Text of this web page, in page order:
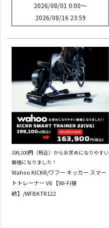
2026/08/01 0:00〜
2026/08/16 23:59
199,100円（税込）からお求めになりやすい
価格になりました！
Wahoo KICKR/ワフー キッカー スマー
トトレーナー V6 【Wi-Fi接
続】/WFBKTR122